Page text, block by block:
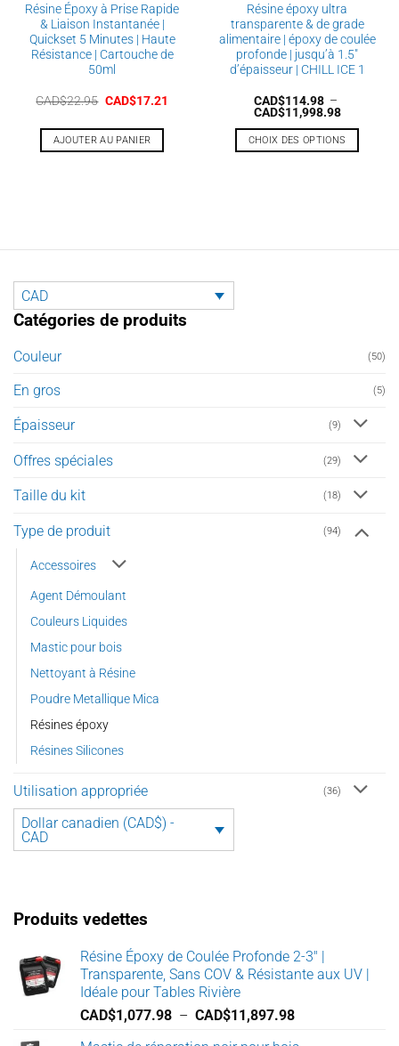
Résine Époxy à Prise Rapide
& Liaison Instantanée |
Quickset 5 Minutes | Haute
Résistance | Cartouche de
50ml
CAD$22.95 Le
était :
CAD$22.95.
CAD$17.21
AJOUTER AU PANIER
Résine époxy ultra
transparente & de grade
alimentaire | époxy de coulée
profonde | jusqu’à 1.5″
d’épaisseur | CHILL ICE 1
CAD$114.98 –
CAD$11,998.98Plage
prix :
CHOIX DES OPTIONS
Les
produit
CAD
Catégories de produits
Couleur (50)
En gros (5)
Épaisseur (9)
Offres spéciales (29)
Taille du kit (18)
Type de produit (94)
Accessoires
Agent Démoulant
Couleurs Liquides
Mastic pour bois
Nettoyant à Résine
Poudre Metallique Mica
Résines époxy
Résines Silicones
Utilisation appropriée (36)
Dollar canadien (CAD$) -
CAD
Produits vedettes
Résine Époxy de Coulée Profonde 2-3" |
Transparente, Sans COV & Résistante aux UV |
Idéale pour Tables Rivière
CAD$1,077.98 – CAD$11,897.98Plage